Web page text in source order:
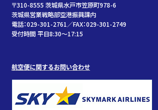
〒310-8555 茨城県水戸市笠原町978-6
茨城県営業戦略部空港振興課内
電話：029-301-2761／FAX：029-301-2749
受付時間 平日8:30～17:15
航空便に関するお問い合わせ